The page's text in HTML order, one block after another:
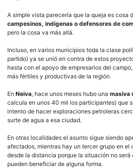
A simple vista parecería que la queja es cosa
campesinos, indígenas o defensores de
pero la cosa va más allá.
Incluso, en varios municipios toda la clase
partido) ya se unió en contra de estos
hasta con el apoyo de empresarios del
más fértiles y productivas de la región.
En Neiva, hace unos meses hubo una masiva
calcula en unos 40 mil los participantes) que
intento de hacer exploraciones petroleras
surte de agua a esa ciudad.
En otras localidades el asunto sigue siendo
afectados, mientras hay un tercer grupo en el
desde la distancia porque la situación no será
pueden beneficiar de alguna forma.